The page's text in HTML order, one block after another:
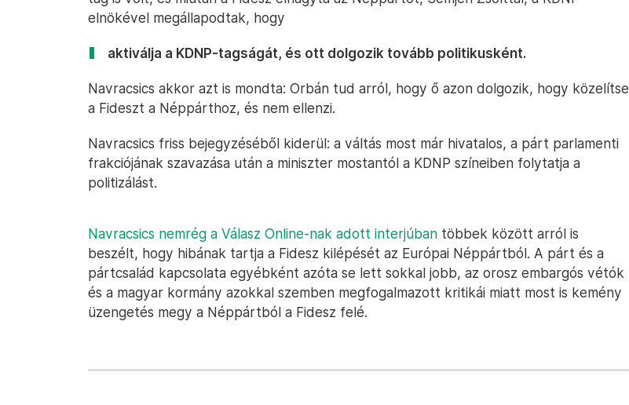
elnökével megállapodtak, hogy
aktiválja a KDNP-tagságát, és ott dolgozik tovább politikusként.
Navracsics akkor azt is mondta: Orbán tud arról, hogy ő azon dolgozik, hogy közelítse
a Fideszt a Néppárthoz, és nem ellenzi.
Navracsics friss bejegyzéséből kiderül: a váltás most már hivatalos, a párt parlamenti
frakciójának szavazása után a miniszter mostantól a KDNP színeiben folytatja a
politizálást.
Navracsics nemrég a Válasz Online-nak adott interjúban többek között arról is
beszélt, hogy hibának tartja a Fidesz kilépését az Európai Néppártból. A párt és a
pártcsalád kapcsolata egyébként azóta se lett sokkal jobb, az orosz embargós vétók
és a magyar kormány azokkal szemben megfogalmazott kritikái miatt most is kemény
üzengetés megy a Néppártból a Fidesz felé.